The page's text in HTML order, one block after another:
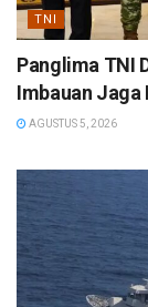
TNI
Panglima TNI
Imbauan Jaga
AGUSTUS 5, 2026